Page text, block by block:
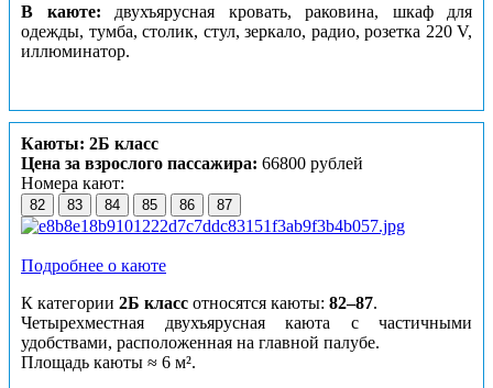
В каюте: двухъярусная кровать, раковина, шкаф для
одежды, тумба, столик, стул, зеркало, радио, розетка 220 V,
иллюминатор.
Каюты: 2Б класс
Цена за взрослого пассажира: 66800 рублей
Номера кают:
82 83 84 85 86 87
Подробнее о каюте
К категории 2Б класс относятся каюты: 82–87.
Четырехместная двухъярусная каюта с частичными
удобствами, расположенная на главной палубе.
Площадь каюты ≈ 6 м².